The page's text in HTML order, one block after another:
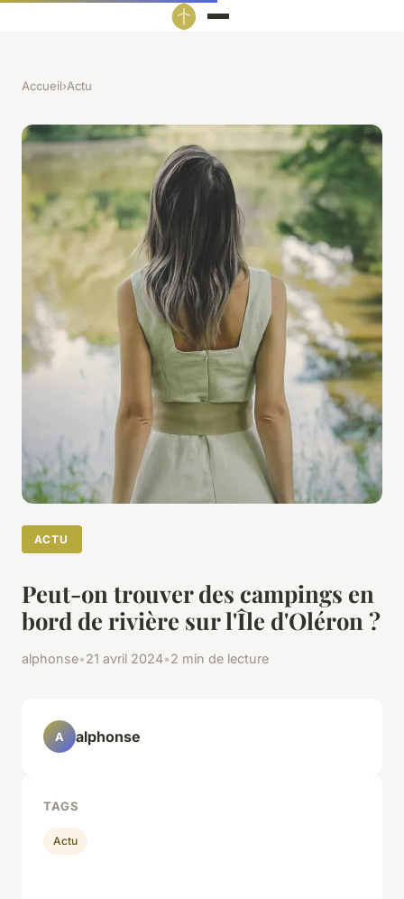
Accueil›Actu
ACTU
Peut-on trouver des campings en
bord de rivière sur l'Île d'Oléron ?
alphonse•21 avril 2024•2 min de lecture
A alphonse
TAGS
Actu